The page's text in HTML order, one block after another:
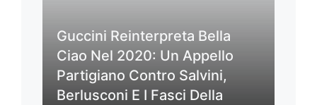
Guccini Reinterpreta Bella
Ciao Nel 2020: Un Appello
Partigiano Contro Salvini,
Berlusconi E I Fasci Della